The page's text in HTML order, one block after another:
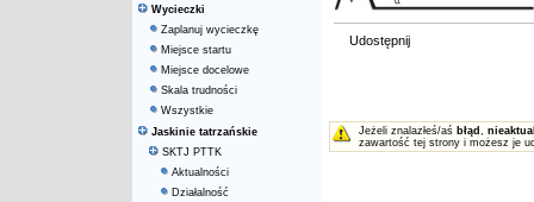
Wycieczki
Zaplanuj wycieczkę
Miejsce startu
Miejsce docelowe
Skala trudności
Wszystkie
Jaskinie tatrzańskie
SKTJ PTTK
Aktualności
Działalność
Udostępnij
Jeżeli znalazłeś/aś błąd ,
zawartość tej strony i możesz je